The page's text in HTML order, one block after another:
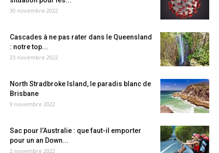
30 novembre 2022
Cascades à ne pas rater dans le Queensland
: notre top...
23 novembre 2022
North Stradbroke Island, le paradis blanc de
Brisbane
9 novembre 2022
Sac pour l’Australie : que faut-il emporter
pour un an Down...
2 novembre 2022